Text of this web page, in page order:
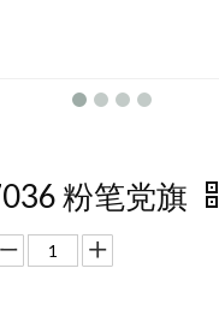
粉笔党旗